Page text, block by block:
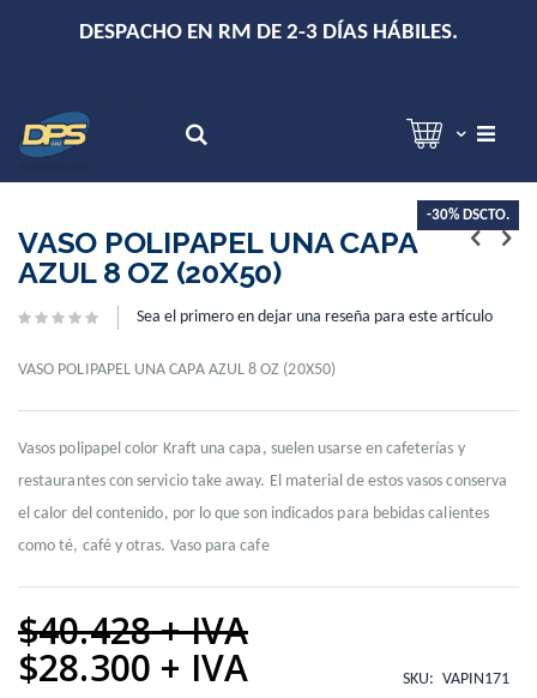
DESPACHO EN RM DE 2-3 DÍAS HÁBILES.
to
the
end
the
gallery
-30% DSCTO.
to
the
beginning
the
gallery
VASO POLIPAPEL UNA CAPA
AZUL 8 OZ (20X50)
Sea el primero en dejar una reseña para este artículo
VASO POLIPAPEL UNA CAPA AZUL 8 OZ (20X50)
Vasos polipapel color Kraft una capa, suelen usarse en cafeterías y
restaurantes con servicio take away. El material de estos vasos conserva
el calor del contenido, por lo que son indicados para bebidas calientes
como té, café y otras. Vaso para cafe
$40.428
Special
Price
$28.300 SKU VAPIN171